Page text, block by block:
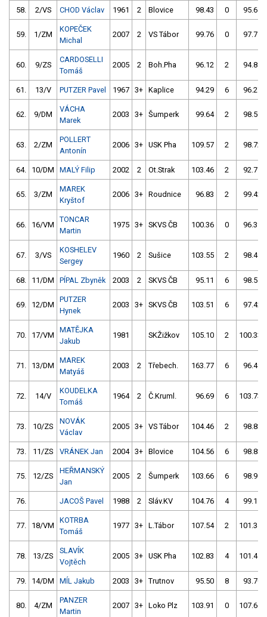
58. 2/VS CHOD Václav 1961 2 Blovice 98.43 0 95.67
59. 1/ZM
KOPEČEK
Michal
2007 2 VS Tábor 99.76 0 97.71
60. 9/ZS
CARDOSELLI
Tomáš
2005 2 Boh.Pha 96.12 2 94.89
61. 13/V PUTZER Pavel 1967 3+ Kaplice 94.29 6 96.27
62. 9/DM
VÁCHA
Marek
2003 3+ Šumperk 99.64 2 98.50
63. 2/ZM
POLLERT
Antonín
2006 3+ USK Pha 109.57 2 98.72
64. 10/DM MALÝ Filip 2002 2 Ot.Strak 103.46 2 92.79
65. 3/ZM
MAREK
Kryštof
2006 3+ Roudnice 96.83 2 99.42
66. 16/VM
TONCAR
Martin
1975 3+ SKVS ČB 100.36 0 96.39
67. 3/VS
KOSHELEV
Sergey
1960 2 Sušice 103.55 2 98.48
68. 11/DM PÍPAL Zbyněk 2003 2 SKVS ČB 95.11 6 98.51
69. 12/DM
PUTZER
Hynek
2003 3+ SKVS ČB 103.51 6 97.42
70. 17/VM
MATĚJKA
Jakub
1981 SKŽižkov 105.10 2 100.33
71. 13/DM
MAREK
Matyáš
2003 2 Třebech. 163.77 6 96.48
72. 14/V
KOUDELKA
Tomáš
1964 2 Č.Kruml. 96.69 6 103.73
73. 10/ZS
NOVÁK
Václav
2005 3+ VS Tábor 104.46 2 98.83
73. 11/ZS VRÁNEK Jan 2004 3+ Blovice 104.56 6 98.83
75. 12/ZS
HEŘMANSKÝ
Jan
2005 2 Šumperk 103.66 6 98.91
76. JACOŠ Pavel 1988 2 Sláv.KV 104.76 4 99.11
77. 18/VM
KOTRBA
Tomáš
1977 3+ L.Tábor 107.54 2 101.34
78. 13/ZS
SLAVÍK
Vojtěch
2005 3+ USK Pha 102.83 4 101.45
79. 14/DM MÍL Jakub 2003 3+ Trutnov 95.50 8 93.70
80. 4/ZM
PANZER
Martin
2007 3+ Loko Plz 103.91 0 107.66